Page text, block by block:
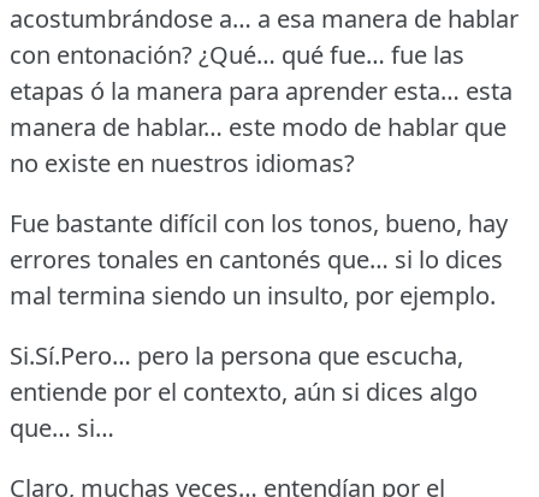
acostumbrándose a… a esa manera de hablar
con entonación?¿Qué… qué fue… fue las
etapas ó la manera para aprender esta… esta
manera de hablar… este modo de hablar que
no existe en nuestros idiomas?
Fue bastante difícil con los tonos, bueno, hay
errores tonales en cantonés que… si lo dices
mal termina siendo un insulto, por ejemplo.
Si.Sí.Pero… pero la persona que escucha,
entiende por el contexto, aún si dices algo
que… si…
Claro, muchas veces… entendían por el